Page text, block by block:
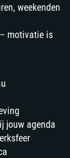
weekenden
motivatie is
jouw agenda